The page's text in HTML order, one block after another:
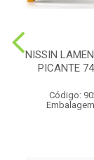
NISSIN
PICANTE
Código: